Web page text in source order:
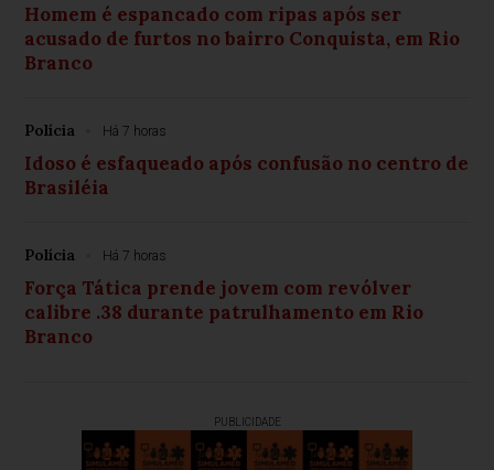
Homem é espancado com ripas após ser
acusado de furtos no bairro Conquista, em Rio
Branco
Polícia Há 7 horas
Idoso é esfaqueado após confusão no centro de
Brasiléia
Polícia Há 7 horas
Força Tática prende jovem com revólver
calibre .38 durante patrulhamento em Rio
Branco
PUBLICIDADE